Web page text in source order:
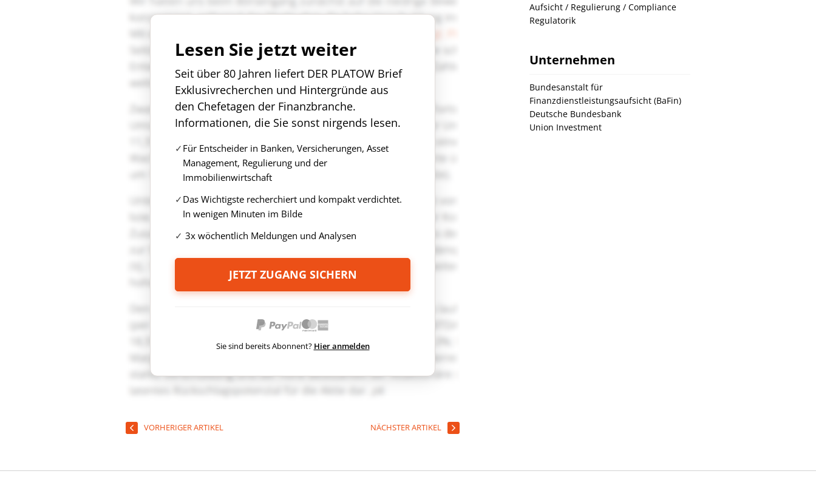
Lesen Sie jetzt weiter
Seit über 80 Jahren liefert DER PLATOW Brief
Exklusivrecherchen und Hintergründe aus
den Chefetagen der Finanzbranche.
Informationen, die Sie sonst nirgends lesen.
Für Entscheider in Banken, Versicherungen, Asset
Management, Regulierung und der
Immobilienwirtschaft
Das Wichtigste recherchiert und kompakt verdichtet.
In wenigen Minuten im Bilde
3x wöchentlich Meldungen und Analysen
JETZT ZUGANG SICHERN
Sie sind bereits Abonnent? Hier anmelden
VORHERIGER ARTIKEL NÄCHSTER ARTIKEL
Aufsicht / Regulierung / Compliance
Regulatorik
Unternehmen
Bundesanstalt für
Finanzdienstleistungsaufsicht (BaFin)
Deutsche Bundesbank
Union Investment